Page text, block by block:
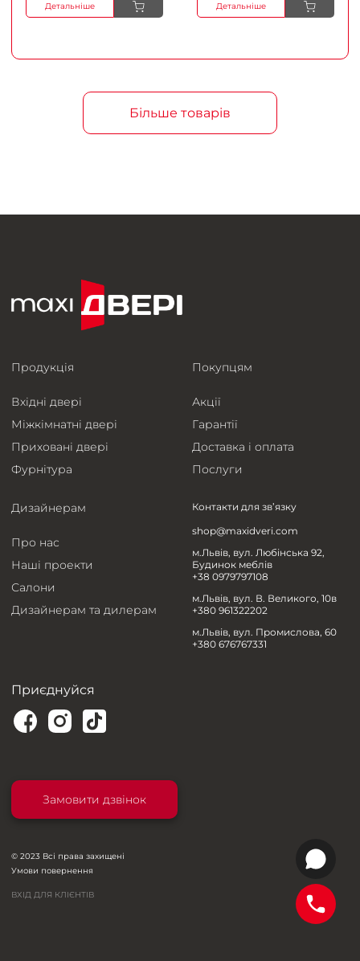
Детальніше Детальніше
Більше товарів
Продукція
Вхідні двері
Міжкімнатні двері
Приховані двері
Фурнітура
Покупцям
Акції
Гарантії
Доставка і оплата
Послуги
Дизайнерам
Про нас
Наші проекти
Салони
Дизайнерам та дилерам
Контакти для зв’язку
shop@maxidveri.com
м.Львів, вул. Любінська 92,
Будинок меблів
+38 0979797108
м.Львів, вул. В. Великого, 10в
+380 961322202
м.Львів, вул. Промислова, 60
+380 676767331
Приєднуйся
Замовити дзвінок
© 2023 Всі права захищені
Умови повернення
ВХІД ДЛЯ КЛІЄНТІВ